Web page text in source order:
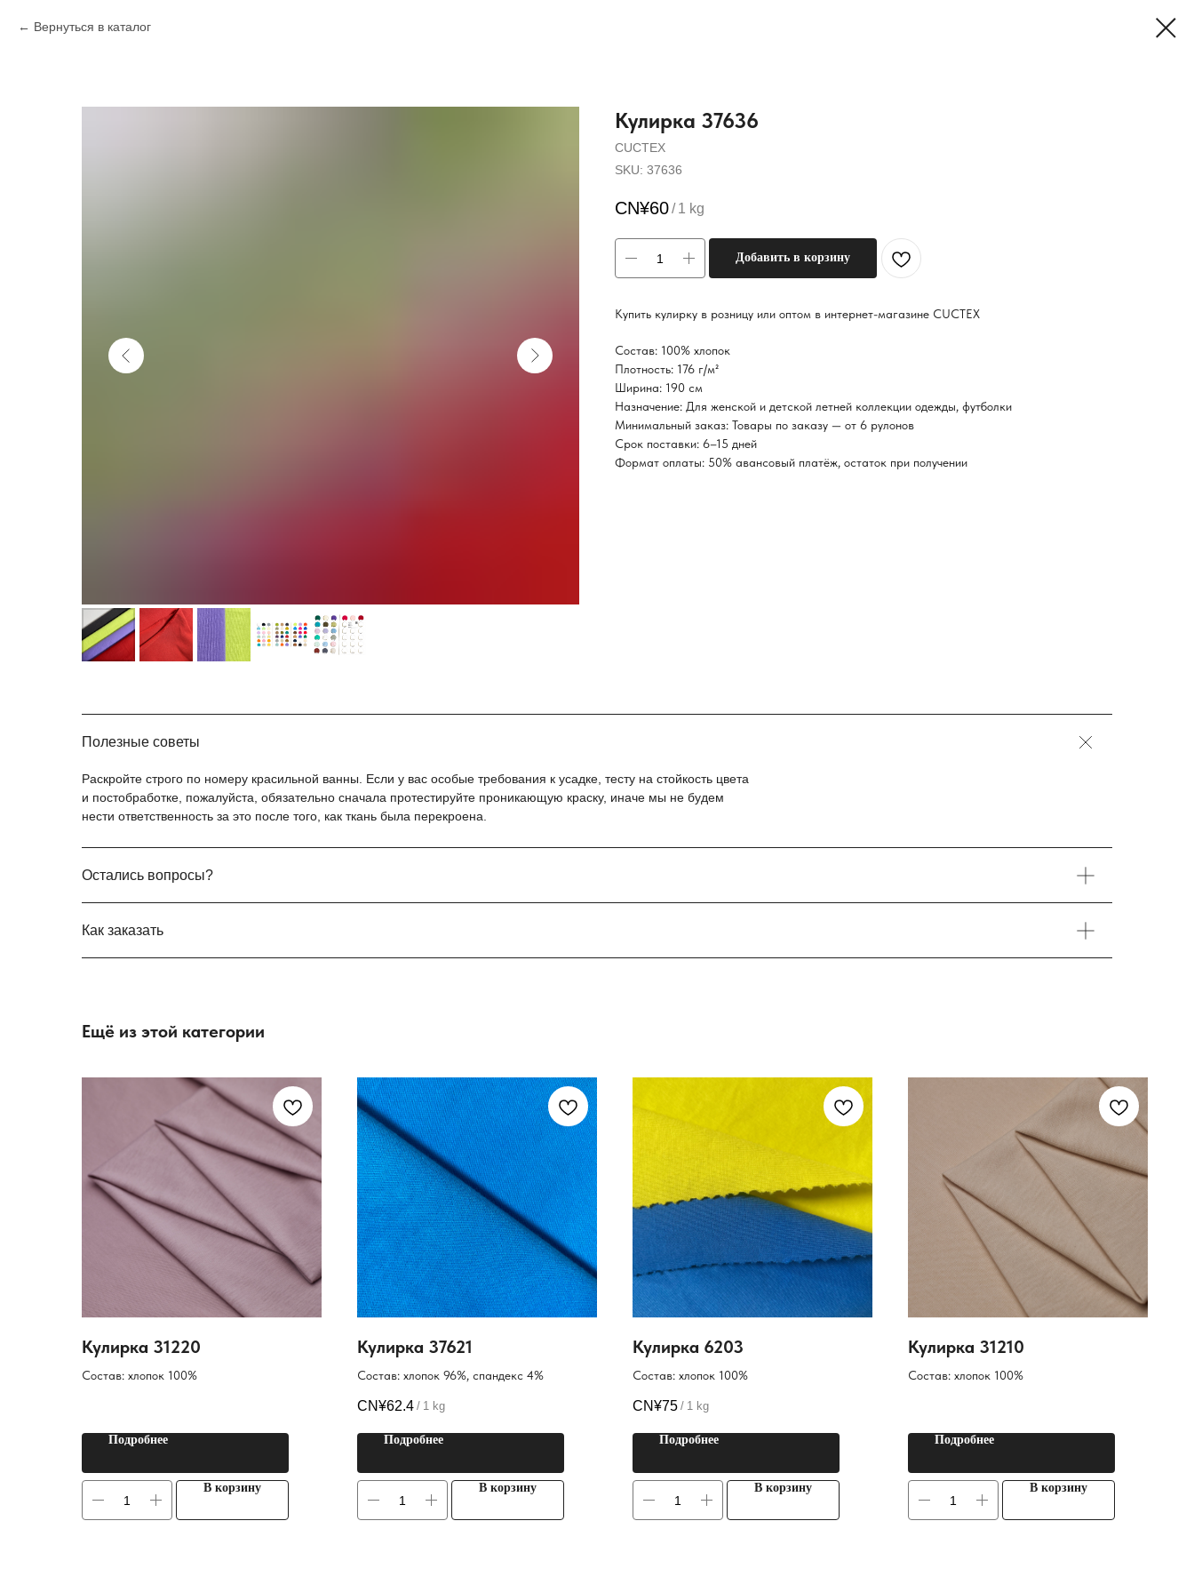
Вернуться в каталог
Кулирка 37636
CUCTEX
SKU: 37636
CN¥60/ 1 kg
Добавить в корзину
Купить кулирку в розницу или оптом в интернет-магазине CUCTEX
Состав: 100% хлопок
Плотность: 176 г/м²
Ширина: 190 см
Назначение: Для женской и детской летней коллекции одежды, футболки
Минимальный заказ: Товары по заказу — от 6 рулонов
Срок поставки: 6–15 дней
Формат оплаты: 50% авансовый платёж, остаток при получении
Полезные советы
Раскройте строго по номеру красильной ванны. Если у вас особые требования к усадке, тесту на стойкость цвета
и постобработке, пожалуйста, обязательно сначала протестируйте проникающую краску, иначе мы не будем
нести ответственность за это после того, как ткань была перекроена.
Остались вопросы?
Как заказать
Ещё из этой категории
Кулирка 31220
Состав: хлопок 100%
Подробнее
В корзину
Кулирка 37621
Состав: хлопок 96%, спандекс 4%
CN¥62.4 / 1 kg
Подробнее
В корзину
Кулирка 6203
Состав: хлопок 100%
CN¥75 / 1 kg
Подробнее
В корзину
Кулирка 31210
Состав: хлопок 100%
Подробнее
В корзину